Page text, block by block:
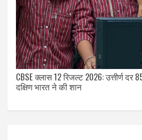
CBSE क्लास 12 रिजल्ट 2026: उत्तीर्ण दर
दक्षिण भारत ने की शान